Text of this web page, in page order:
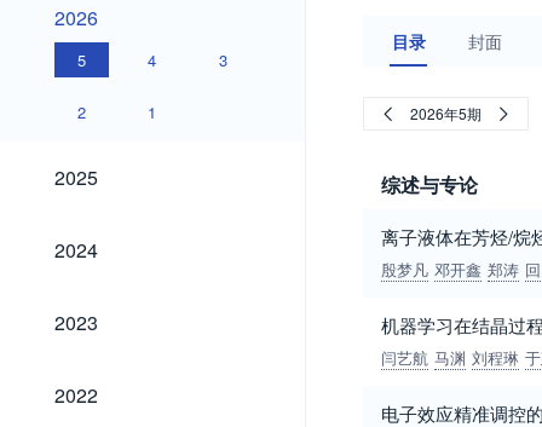
2026
2026
5 4 3
2 1
2025
2025
2024
2024
2023
2023
2022
2022
目录 封面
2026年5期
综述与专论
离子液体在芳烃/烷
殷梦凡 邓开鑫 郑涛
机器学习在结晶过
闫艺航 马渊 刘程琳
电子效应精准调控